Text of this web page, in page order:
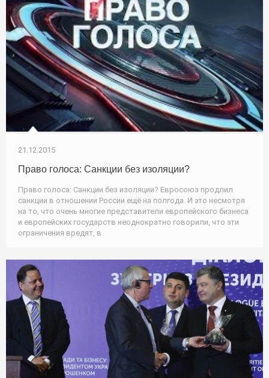
21.12.2015
Право голоса: Санкции без изоляции?
Право голоса: Санкции без изоляции? Евросоюз продлил
санкции в отношении России ещё на полгода. И это несмотря
на то, что очень многие представители европейского бизнеса
и европейских государств неоднократно говорили, что эти
ограничения вредят, в